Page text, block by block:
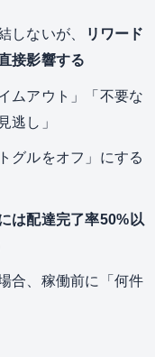
しないが、
リワード
接影響する
ムアウト」「不要な
逃し」
グルをオフ」にする
は配達完了率50%以
合、稼働前に「何件